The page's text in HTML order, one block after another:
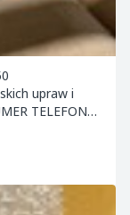
upraw i